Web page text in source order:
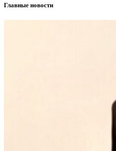
Главные новости